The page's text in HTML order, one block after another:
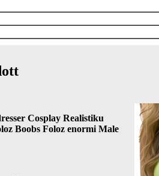
Cosplay Realistiku
Boobs Foloz enormi Male